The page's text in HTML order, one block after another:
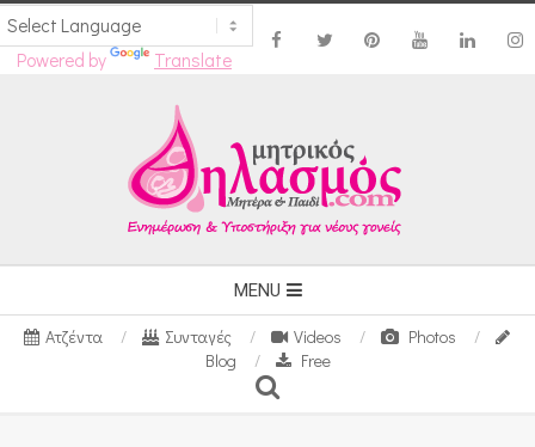
Powered by Translate
Navigation
Menu
MENU
Ατζέντα Συνταγές Videos
Photos
Blog
Free
Search